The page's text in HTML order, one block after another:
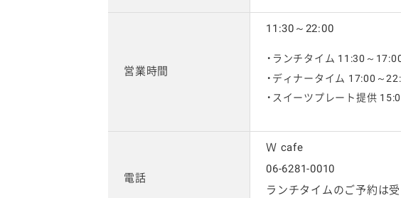
営業時間
11:30～22:00
ランチタイム 11:30～
ディナータイム 17:00～
スイーツプレート提供
電話
Ｗ cafe
06-6281-0010
ランチタイムのご予約は